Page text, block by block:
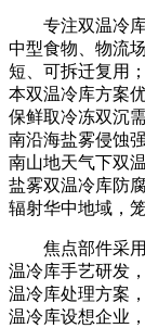
专注双温冷库
中型食物、物流
短、可拆迁复用
本双温冷库方案
保鲜取冷冻双沉
南沿海盐雾侵蚀
南山地天气下双
盐雾双温冷库防
辐射华中地域，
焦点部件采用
温冷库手艺研发
温冷库处理方案
温冷库设想企业